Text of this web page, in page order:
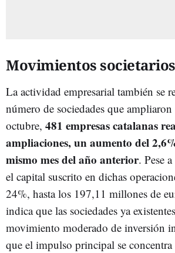
Movimientos societarios
La actividad empresarial también se
número de sociedades que
octubre, 481 empresas catalanas
ampliaciones, un aumento del
mismo mes del año anterior. Pese
el capital suscrito en dichas
24%, hasta los 197,11 millones de
indica que las sociedades ya
movimiento moderado de inversión
que el impulso principal se concentra